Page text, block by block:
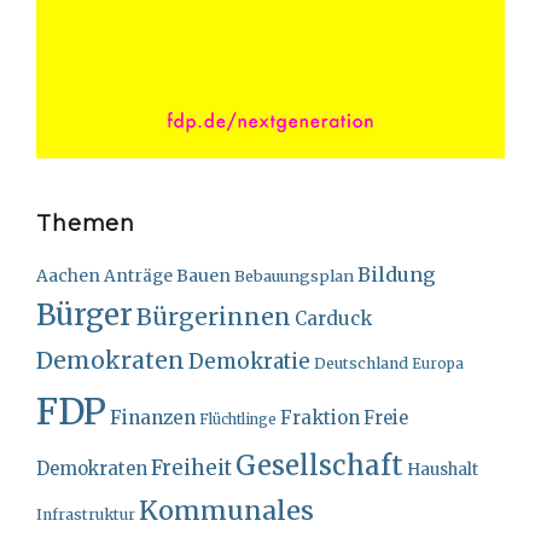
Themen
AachenAnträgeBauenBebauungsplanBildung
BürgerBürgerinnen Carduck
Demokraten Demokratie Deutschland Europa
FDP Finanzen Flüchtlinge Fraktion Freie
Demokraten FreiheitGesellschaft Haushalt
Infrastruktur Kommunales